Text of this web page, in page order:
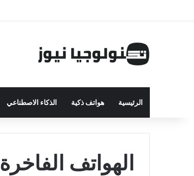
الرئيسية هواتف ذكية الذكاء الاصطناعي
الهواتف الفاخرة